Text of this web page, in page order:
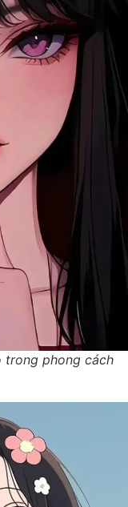
trong phong cách